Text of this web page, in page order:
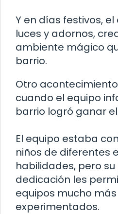
Y en días festivos,
luces y adornos,
ambiente mágico
barrio.
Otro
cuando el equipo
barrio logró ganar
El equipo estaba
niños de diferentes
habilidades, pero
dedicación les
equipos mucho más
experimentados.